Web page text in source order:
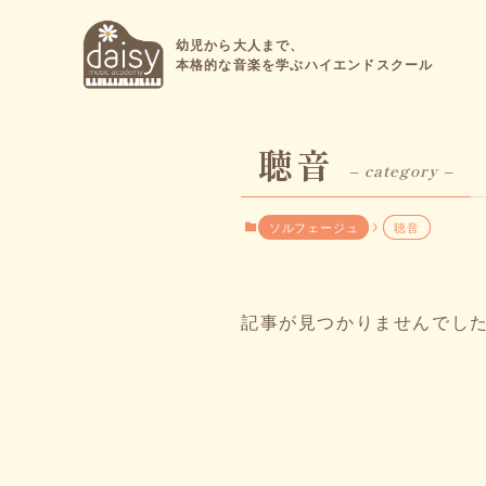
幼児から大人まで、
本格的な音楽を学ぶハイエンドスクール
聴音 – category –
ソルフェージュ 聴音
記事が見つかりませんでし